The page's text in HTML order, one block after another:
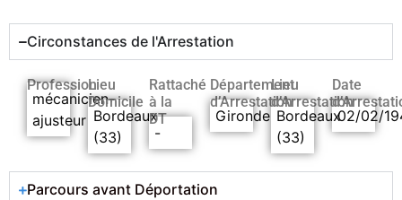
Circonstances de l'Arrestation
Profession
mécanicien-
ajusteur
Lieu
Domicile
Bordeaux
(33)
Rattaché
à la
DT
-
Département
d’Arrestation
Gironde
Lieu
d’Arrestation
Bordeaux
(33)
Date
02/02/
Parcours avant Déportation